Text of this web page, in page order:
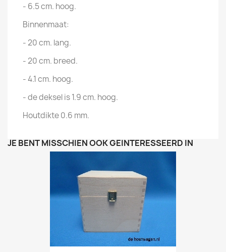
- 6.5 cm. hoog.
Binnenmaat:
- 20 cm. lang.
- 20 cm. breed.
- 4.1 cm. hoog.
- de deksel is 1.9 cm. hoog.
Houtdikte 0.6 mm.
JE BENT MISSCHIEN OOK GEÏNTERESSEERD IN